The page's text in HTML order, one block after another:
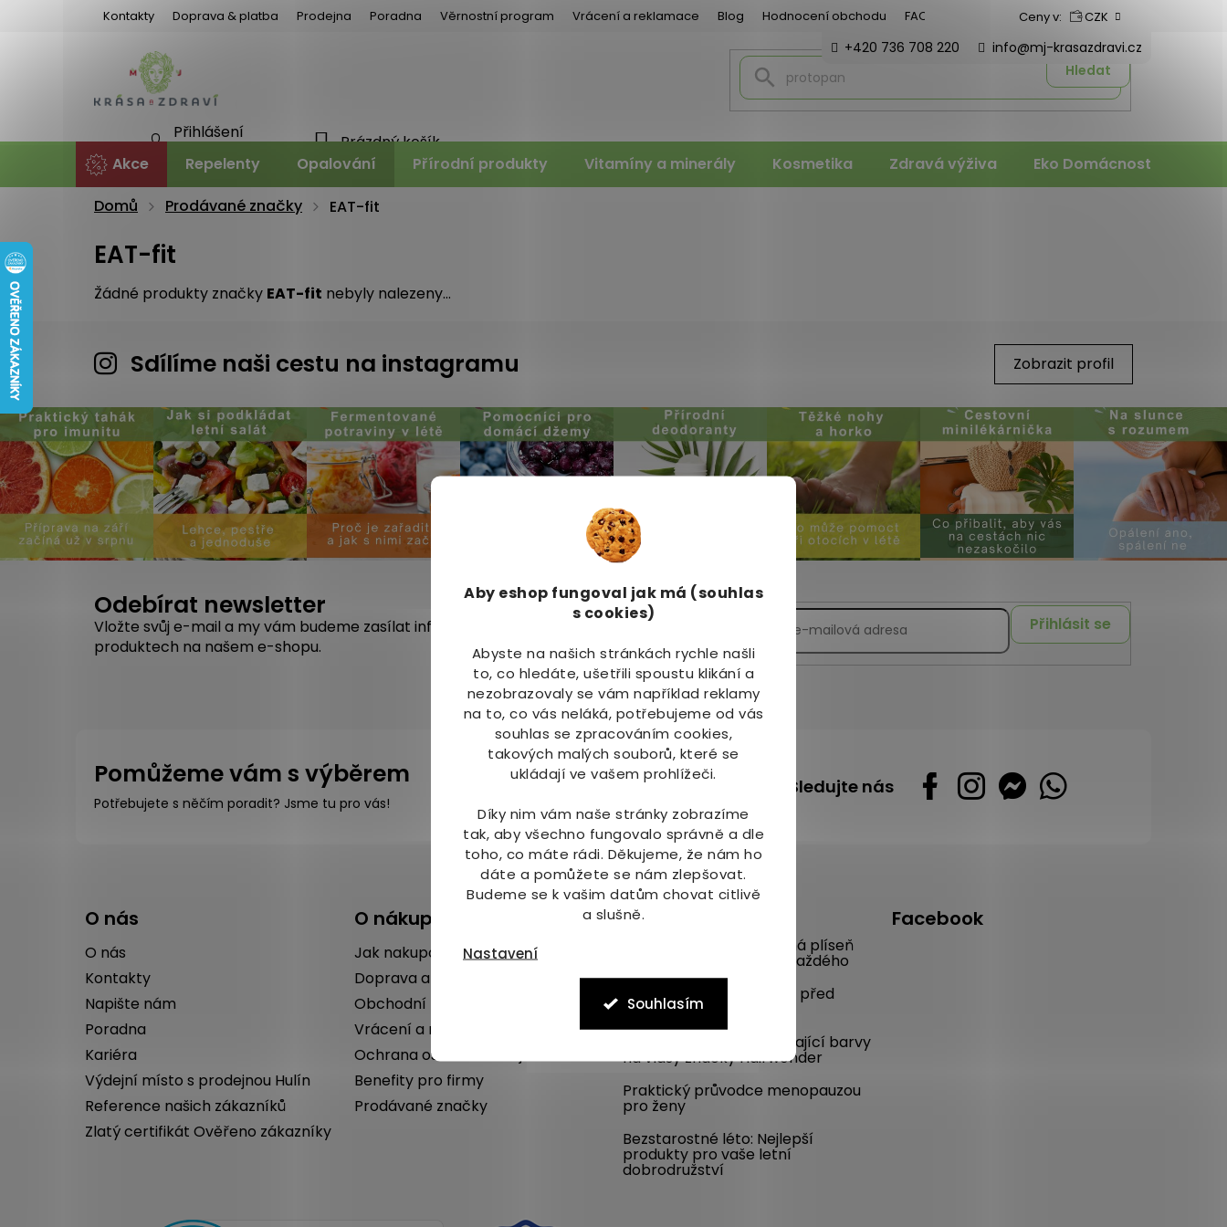
Aby eshop fungoval jak má (souhlas
s cookies)
Abyste na našich stránkách rychle našli
to, co hledáte, ušetřili spoustu klikání a
nezobrazovaly se vám například reklamy
na to, co vás neláká, potřebujeme od vás
souhlas se zpracováním cookies,
takových malých souborů, které se
ukládají ve vašem prohlížeči.
Díky nim vám naše stránky zobrazíme
tak, aby všechno fungovalo správně a dle
toho, co máte rádi. Děkujeme, že nám ho
dáte a pomůžete se nám zlepšovat.
Budeme se k vašim datům chovat citlivě
a slušně.
Nastavení
Souhlasím
Kontakty Doprava & platba Prodejna Poradna Věrnostní program Vrácení a reklamace Blog Hodnocení obchodu FAQ Ceny v: CZK
Hledat
+420 736 708 220 info@mj-krasazdravi.cz
KOŠÍK
Prázdný košík
Přihlášení
Akce Repelenty Opalování Přírodní produkty Vitamíny a minerály Kosmetika Zdravá výživa Eko Domácnost
Domů
Prodávané značky EAT-fit
EAT-fit
Žádné produkty značky EAT-fit nebyly nalezeny...
Sdílíme naši cestu na instagramu Zobrazit profil
Odebírat newsletter
Vložte svůj e-mail a my vám budeme zasílat informace o nových
produktech na našem e-shopu.
Přihlásit se
Pomůžeme vám s výběrem
Potřebujete s něčím poradit? Jsme tu pro vás!
+420 736 708 220
Sledujte nás
O nás
O nás
Kontakty
Napište nám
Poradna
Kariéra
Výdejní místo s prodejnou Hulín
Reference našich zákazníků
Zlatý certifikát Ověřeno zákazníky
O nákupu
Jak nakupovat
Doprava a platba
Obchodní podmínky
Vrácení a reklamace
Ochrana osobních údajů
Benefity pro firmy
Prodávané značky
Blog
Mykóza aneb nepříjemná plíseň
na nohou umí potrápit každého
Poradíme, jak se chránit před
komáry i vám
SLEVA 22 % na dlouhotrvající barvy
na vlasy značky Hairwonder
Praktický průvodce menopauzou
pro ženy
Bezstarostné léto: Nejlepší
produkty pro vaše letní
dobrodružství
Facebook